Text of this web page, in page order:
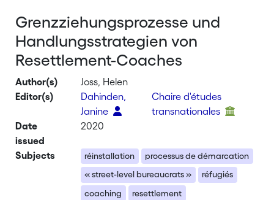
Grenzziehungsprozesse und
Handlungsstrategien von
Resettlement-Coaches
Author(s)
Joss, Helen
Editor(s)
Dahinden,
Janine
Chaire d'études
transnationales
Date
issued
2020
Subjects réinstallation
processus de démarcation
« street-level bureaucrats »
réfugiés
coaching
resettlement